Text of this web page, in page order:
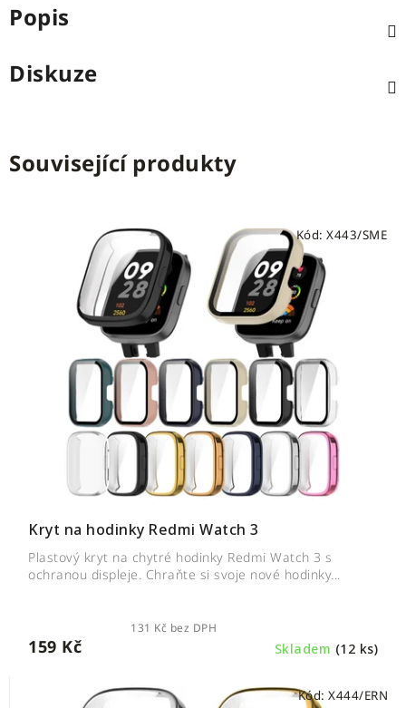
Popis
Diskuze
Související produkty
Kryt na hodinky Redmi Watch 3
Skladem (12 ks)
131 Kč bez DPH
159 Kč
Plastový kryt na chytré hodinky Redmi Watch 3 s
ochranou displeje. Chraňte si svoje nové hodinky...
Kód: X443/SME
Kód: X444/ERN